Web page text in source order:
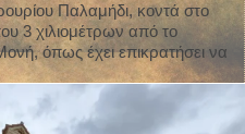
Παλαμήδι, κοντά στο
3 χιλιομέτρων από το
όπως έχει επικρατήσει να